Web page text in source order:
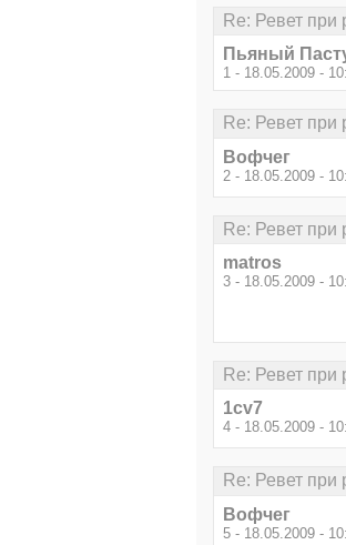
Re: Ревет при
Пьяный
1 - 18.05.2009 -
Re: Ревет при
Вофчег
2 - 18.05.2009 -
Re: Ревет при
matros
3 - 18.05.2009 -
Re: Ревет при
1cv7
4 - 18.05.2009 -
Re: Ревет при
Вофчег
5 - 18.05.2009 -